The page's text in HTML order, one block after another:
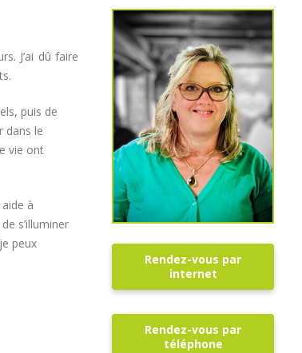
J’ai dû faire
puis de
dans le
vie ont
à
s’illuminer
peux
Rendez-vous par
internet
Rendez-vous par
téléphone